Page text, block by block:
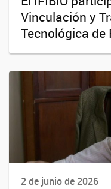
Vinculación y
Tecnológica de
2 de junio de 2026